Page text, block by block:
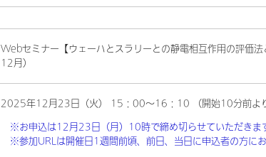
Webセミナー【ウェーハとスラリーとの静電相互作用の評価
12月）
2025年12月23日（火） 15：00～16：10 （開始10分前より
※お申込は12月23日（月）10時で締め切らせていただきま
※参加URLは開催日1週間前頃、前日、当日に申込者の方にお